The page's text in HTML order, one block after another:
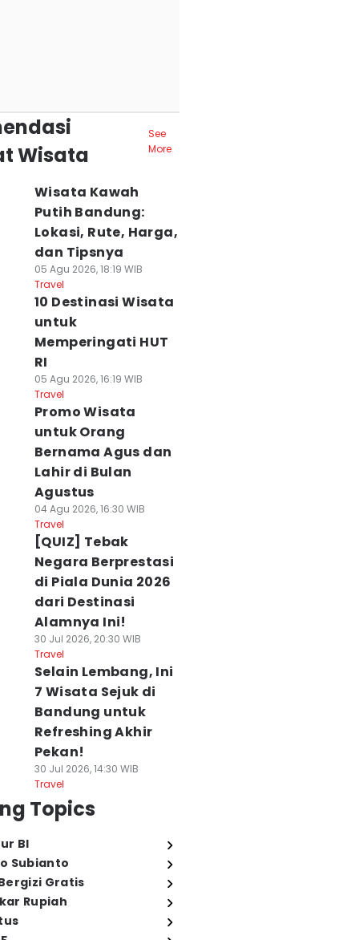
Wisata
See
More
Wisata Kawah
Putih Bandung:
Lokasi, Rute, Harga,
dan Tipsnya
05 Agu 2026, 18:19 WIB
Travel
10 Destinasi Wisata
untuk
Memperingati HUT
RI
05 Agu 2026, 16:19 WIB
Travel
Promo Wisata
untuk Orang
Bernama Agus dan
Lahir di Bulan
Agustus
04 Agu 2026, 16:30 WIB
Travel
[QUIZ] Tebak
Negara Berprestasi
di Piala Dunia 2026
dari Destinasi
Alamnya Ini!
30 Jul 2026, 20:30 WIB
Travel
Selain Lembang, Ini
7 Wisata Sejuk di
Bandung untuk
Refreshing Akhir
Pekan!
30 Jul 2026, 14:30 WIB
Travel
Topics
BI
Subianto
Gratis
Rupiah